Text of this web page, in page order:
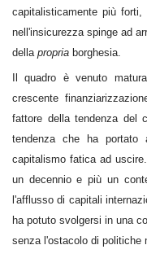
capitalisticamente più
nell'insicurezza spinge ad
della propria borghesia.
Il quadro è venuto
crescente
fattore della tendenza del
tendenza che ha portato
capitalismo fatica ad
un decennio e più un
l'afflusso di capitali
ha potuto svolgersi in una
senza l'ostacolo di politiche